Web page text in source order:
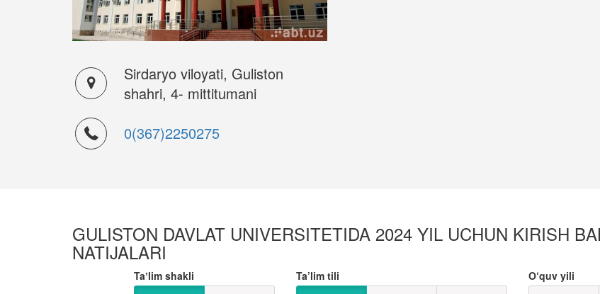
Sirdaryo viloyati, Guliston
shahri, 4- mittitumani
0(367)2250275
GULISTON DAVLAT UNIVERSITETIDA 2024 YIL UCHUN KIRISH
NATIJALARI
O‘quv yili
Ta’lim tili
Taʼlim shakli